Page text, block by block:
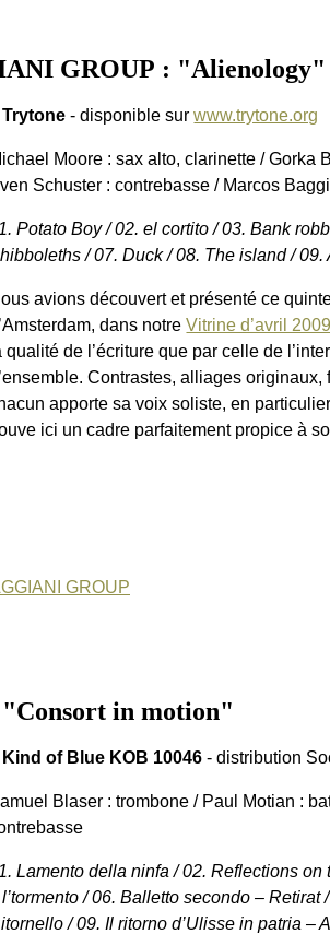
GROUP : "Alienology"
Trytone - disponible surwww.trytone.org
Moore : sax alto, clarinette / Gorka
Schuster : contrebasse / Marcos
Potato Boy / 02. el cortito / 03. Bank
/ 07. Duck / 08. The island / 09.
avions découvert et présenté ce
dans notreVitrine d’avril 2009
qualité de l’écriture que par celle de
Contrastes, alliages
apporte sa voix soliste, en
ici un cadre parfaitement propice à
GROUP
in motion"
Kind of Blue KOB 10046 - distribution
Blaser : trombone / Paul Motian :
Lamento della ninfa / 02. Reflections
/ 06. Balletto secondo –
/ 09. Il ritorno d’Ulisse in patria –